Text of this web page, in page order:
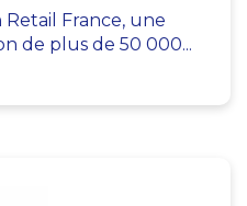
France, une
de plus de 50 000...